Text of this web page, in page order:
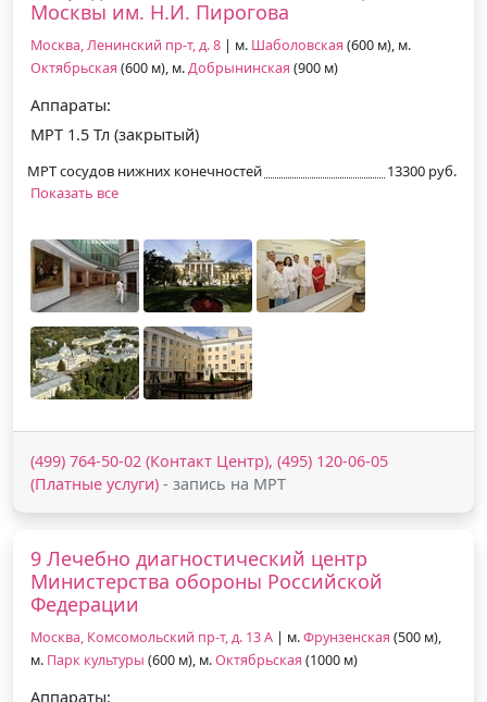
Москвы им. Н.И. Пирогова
Москва, Ленинский пр-т, д. 8 | м. Шаболовская (600 м), м.
Октябрьская (600 м), м.Добрынинская (900 м)
Аппараты:
МРТ 1.5 Тл (закрытый)
МРТ сосудов нижних конечностей
13300 руб.
Показать все
(499) 764-50-02 (Контакт Центр), (495) 120-06-05
(Платные услуги) - запись на МРТ
9 Лечебно диагностический центр
Министерства обороны Российской
Федерации
Москва, Комсомольский пр-т, д. 13 А | м.Фрунзенская (500 м),
м. Парк культуры (600 м), м.Октябрьская (1000 м)
Аппараты: